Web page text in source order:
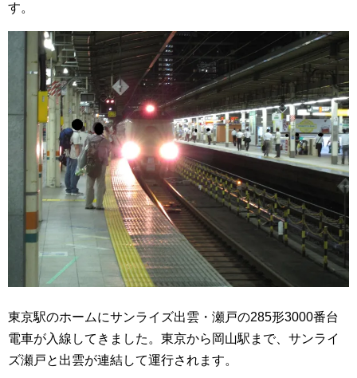
す。
東京駅のホームにサンライズ出雲・瀬戸の285形3000番台
電車が入線してきました。東京から岡山駅まで、サンライ
ズ瀬戸と出雲が連結して運行されます。